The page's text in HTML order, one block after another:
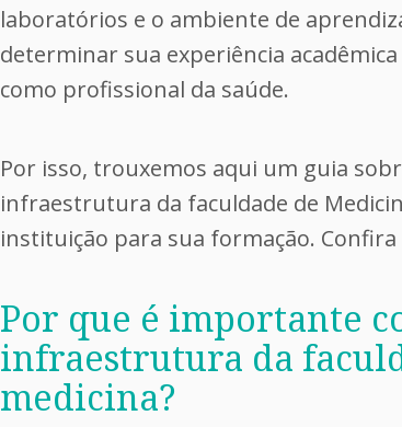
laboratórios e o ambiente de
determinar sua experiência
como profissional da saúde.
Por isso, trouxemos aqui um guia
infraestrutura da faculdade de
instituição para sua formação.
Por que é importante
infraestrutura da
medicina?